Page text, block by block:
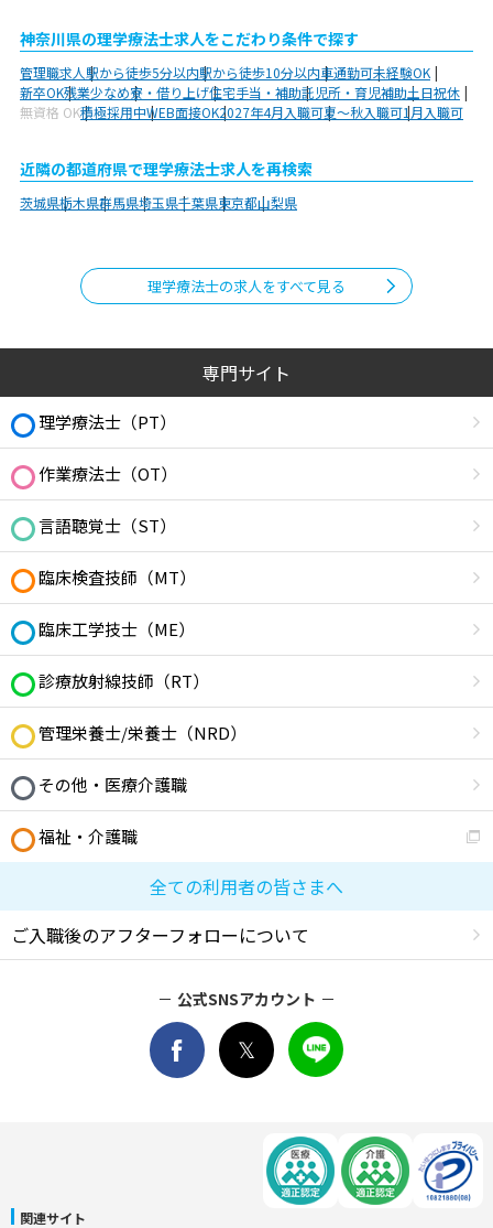
神奈川県の理学療法士求人をこだわり条件で探す
管理職求人駅から徒歩5分以内駅から徒歩10分以内車通勤可未経験OK
新卒OK残業少なめ寮・借り上げ住宅手当・補助託児所・育児補助土日祝休
無資格 OK積極採用中WEB面接OK2027年4月入職可夏～秋入職可1月入職可
近隣の都道府県で理学療法士求人を再検索
茨城県栃木県群馬県埼玉県千葉県東京都山梨県
理学療法士の求人をすべて見る
専門サイト
理学療法士（PT）
作業療法士（OT）
言語聴覚士（ST）
臨床検査技師（MT）
臨床工学技士（ME）
診療放射線技師（RT）
管理栄養士/栄養士（NRD）
その他・医療介護職
福祉・介護職
全ての利用者の皆さまへ
ご入職後のアフターフォローについて
公式SNSアカウント
関連サイト